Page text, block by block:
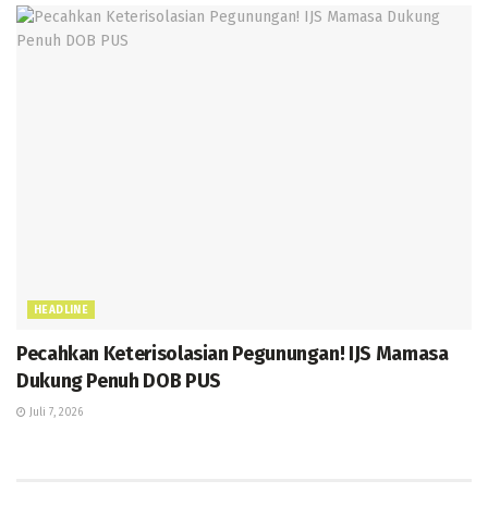
HEADLINE
Pecahkan Keterisolasian Pegunungan! IJS Mamasa
Dukung Penuh DOB PUS
Juli 7, 2026